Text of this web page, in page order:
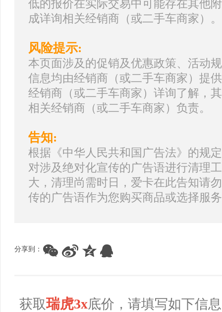
低的报价在实际交易中可能存在其他
成详询相关经销商（或二手车商家）。
风险提示:
本页面涉及的促销及优惠政策、活动
信息均由经销商（或二手车商家）提
经销商（或二手车商家）详询了解，
相关经销商（或二手车商家）负责。
告知:
根据《中华人民共和国广告法》的规
对涉及绝对化宣传的广告语进行清理
大，清理尚需时日，爱卡在此告知请
传的广告语作为您购买商品或选择服
分享到：
获取瑞虎3x底价，请填写如下信